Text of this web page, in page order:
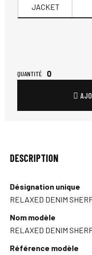
QUANTITÉ 0
DESCRIPTION
Désignation unique
RELAXED DENIM
Nom modèle
RELAXED DENIM
Référence modèle